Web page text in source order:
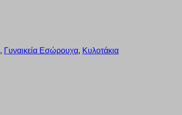
, Γυναικεία Εσώρουχα, Κυλοτάκια